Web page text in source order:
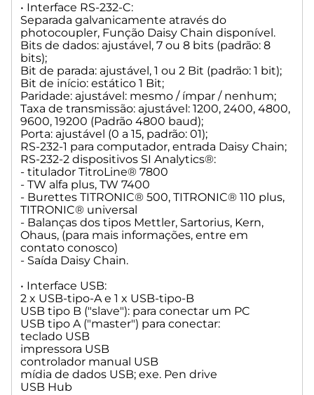
Compatibilidade: as unidades são compatíveis com: - os
tituladores TitroLine® 6000/7000 / 7500KF / 7750/7800 - a
Bureta de pistão TITRONIC® 500
Reconhecimento: automaticamente através de RFID.
Reconhecimento do tamanho da unidade e das
características da solução de Titulação ou Dosagem
Válvula: válvula de cone neutro em volume feita a partir de
polímeros fluorocarbonados (PTFE), TZ 3000
Cilindro: vidro de borosilicato 3.3 (DURAN®) Mangueiras:
conjunto de mangueira FEP, azul.
Suporte para garrafa
de abastecimento: adequado para garrafa de vidro quadrado
e Garrafas de reagente.
Materiais: vidro de borosilicato DURAN, polímeros de
fluorocarboneto (PTFE), aço inoxidável, polipropileno.
Dimensões: 15 x 34 x 22,8 cm (L x A x P) incl. Garrafa de
reagente Peso: aprox. 1,2 kg para unidade intercambiável WA
incl. garrafa de reagente vazia
Precisão de dosagem: após DIN EN ISO 8655, parte 3:
Acuidade: 0.15%
Precisão: 0.05 - 0.07%
(dependendo da unidade intercambiável usada)
Precisão de dosagem do Titulador TitroLine 7800 com
unidades intercambiáveis WA:
• WA 05:
Volume (mL): 5,00
Tolerâncias do diâmetro
interno do cilindro de vidro: ± 0,005
• Interface RS-232-C:
Separada galvanicamente através do
photocoupler, Função Daisy Chain disponível.
Bits de dados: ajustável, 7 ou 8 bits (padrão: 8
bits);
Bit de parada: ajustável, 1 ou 2 Bit (padrão: 1 bit);
Bit de início: estático 1 Bit;
Paridade: ajustável: mesmo / ímpar / nenhum;
Taxa de transmissão: ajustável: 1200, 2400, 4800,
9600, 19200 (Padrão 4800 baud);
Porta: ajustável (0 a 15, padrão: 01);
RS-232-1 para computador, entrada Daisy Chain;
RS-232-2 dispositivos SI Analytics®:
- titulador TitroLine® 7800
- TW alfa plus, TW 7400
- Burettes TITRONIC® 500, TITRONIC® 110 plus,
TITRONIC® universal
- Balanças dos tipos Mettler, Sartorius, Kern,
Ohaus, (para mais informações, entre em
contato conosco)
- Saída Daisy Chain.
• Interface USB:
2 x USB-tipo-A e 1 x USB-tipo-B
USB tipo B ("slave"): para conectar um PC
USB tipo A ("master") para conectar:
teclado USB
impressora USB
controlador manual USB
mídia de dados USB; exe. Pen drive
USB Hub